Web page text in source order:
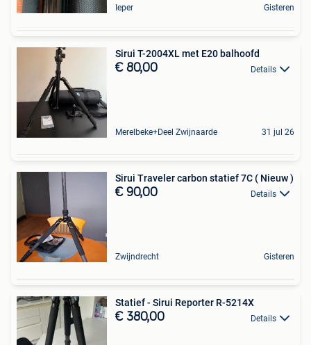
Ieper Gisteren
Sirui T-2004XL met E20 balhoofd
€ 80,00 Details
Merelbeke+Deel Zwijnaarde 31 jul 26
Sirui Traveler carbon statief 7C ( Nieuw )
€ 90,00 Details
Zwijndrecht Gisteren
Statief - Sirui Reporter R-5214X
€ 380,00 Details